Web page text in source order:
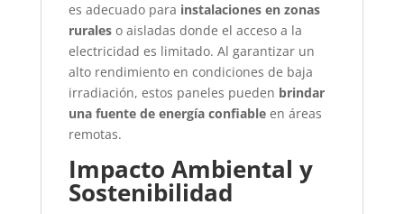
es adecuado para instalaciones en zonas
ruraleso aisladas donde el acceso a la
electricidad es limitado. Al garantizar un
alto rendimiento en condiciones de baja
irradiación, estos paneles pueden brindar
una fuente de energía confiableen áreas
remotas.
Impacto Ambiental y
Sostenibilidad